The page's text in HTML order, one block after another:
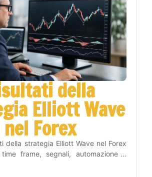
della
Elliott Wave
nel Forex
della strategia Elliott Wave nel Forex
frame, segnali, automazione e